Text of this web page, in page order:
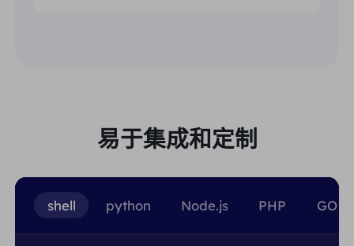
易于集成和定制
shell python Node.js PHP GO